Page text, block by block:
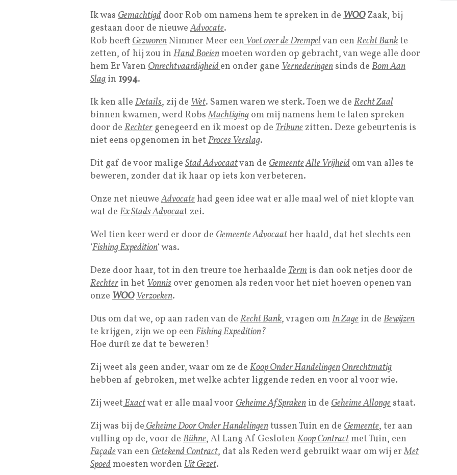
Ik was Gemachtigd door Rob om namens hem te spreken in de WOOZaak, bij
gestaan door de nieuweAdvocate.
Rob heeftGezworenNimmer Meer eenVoet over de Drempelvan een Recht Bankte
zetten, of hij zou in Hand Boeienmoeten worden op gebracht, van wege alle door
hem Er Varen Onrechtvaardigheiden onder gane Vernederingen sinds de Bom Aan
Slag in 1994.
Ik ken alle Details, zij de Wet. Samen waren we sterk. Toen we de Recht Zaal
binnen kwamen, werd RobsMachtiging om mij namens hem te laten spreken
door de Rechter genegeerd en ik moest op de Tribunezitten. Deze gebeurtenis is
niet eens opgenomen in het Proces Verslag.
Dit gaf de voor malige Stad Advocaatvan de GemeenteAlle Vrijheid om van alles te
beweren, zonder dat ik haar op iets kon verbeteren.
Onze net nieuweAdvocatehad geen idee wat er alle maal wel of niet klopte van
wat de Ex Stads Advocaat zei.
Wel tien keer werd er door de Gemeente Advocaather haald, dat het slechts een
‘Fishing Expedition‘ was.
Deze door haar, tot in den treure toe herhaalde Term is dan ook netjes door de
Rechter in het Vonnis over genomen als reden voor het niet hoeven openen van
onze WOOVerzoeken.
Dus om dat we, op aan raden van de Recht Bank, vragen omIn Zage in de Bewijzen
te krijgen, zijn we op een Fishing Expedition?
Hoe durft ze dat te beweren!
Zij weet als geen ander, waar om ze de Koop Onder HandelingenOnrechtmatig
hebben af gebroken, met welke achter liggende reden en voor al voor wie.
Zij weetExactwat er alle maal voor Geheime Af Spraken in de Geheime Allonge staat.
Zij was bij deGeheime Door Onder Handelingentussen Tuin en de Gemeente, ter aan
vulling op de, voor de Bühne, Al Lang Af Gesloten Koop Contractmet Tuin, een
Façadevan een Getekend Contract, dat als Reden werd gebruikt waar om wij erMet
Spoedmoesten worden Uit Gezet.